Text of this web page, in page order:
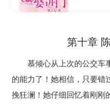
第十章
慕倾心从上次的公交车
的能力了！她相信，只要错
挽狂澜！她仔细回忆着刚刚